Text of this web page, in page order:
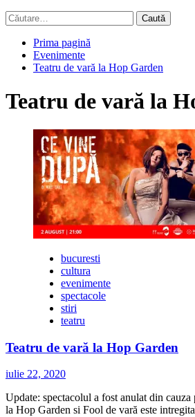
Caută
după:
Prima pagină
Evenimente
Teatru de vară la Hop Garden
Teatru de vară la
bucuresti
cultura
evenimente
spectacole
stiri
teatru
Teatru de vară la Hop Garden
iulie 22, 2020
Update: spectacolul a fost anulat din
la Hop Garden si Fool de vară este